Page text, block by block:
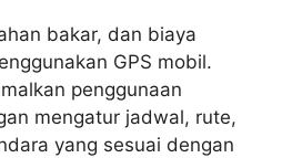
bakar, dan biaya
GPS mobil.
penggunaan
mengatur jadwal, rute,
yang sesuai dengan